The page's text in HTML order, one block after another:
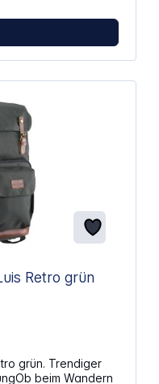
Reißverschluss
Polster Platz
Mantona Fotorucksack Luis Retro grün
grün. Trendiger
beim Wandern